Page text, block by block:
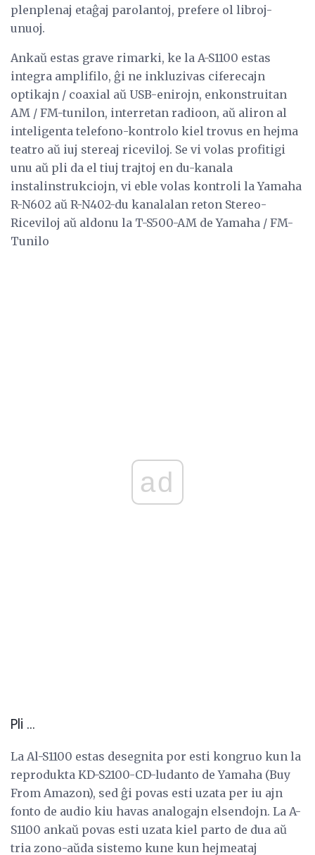
plenplenaj etaĝaj parolantoj, prefere ol libroj-
unuoj.
Ankaŭ estas grave rimarki, ke la A-S1100 estas
integra amplifilo, ĝi ne inkluzivas ciferecajn
optikajn / coaxial aŭ USB-enirojn, enkonstruitan
AM / FM-tunilon, interretan radioon, aŭ aliron al
inteligenta telefono-kontrolo kiel trovus en hejma
teatro aŭ iuj stereaj riceviloj. Se vi volas profitigi
unu aŭ pli da el tiuj trajtoj en du-kanala
instalinstrukciojn, vi eble volas kontroli la Yamaha
R-N602 aŭ R-N402-du kanalalan reton Stereo-
Riceviloj aŭ aldonu la T-S500-AM de Yamaha / FM-
Tunilo
ad
Pli ...
La Al-S1100 estas desegnita por esti kongruo kun la
reprodukta KD-S2100-CD-ludanto de Yamaha (Buy
From Amazon), sed ĝi povas esti uzata per iu ajn
fonto de audio kiu havas analogajn elsendojn. La A-
S1100 ankaŭ povas esti uzata kiel parto de dua aŭ
tria zono-aŭda sistemo kune kun hejmeataj